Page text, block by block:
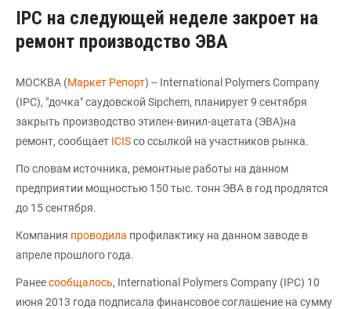
IPC на следующей неделе закроет на
ремонт производство ЭВА
МОСКВА (Маркет Репорт) -- International Polymers Company
(IPC), "дочка" саудовской Sipchem, планирует 9 сентября
закрыть производство этилен-винил-ацетата (ЭВА)на
ремонт, сообщает ICISсо ссылкой на участников рынка.
По словам источника, ремонтные работы на данном
предприятии мощностью 150 тыс. тонн ЭВА в год продлятся
до 15 сентября.
Компания проводила профилактику на данном заводе в
апреле прошлого года.
Ранеесообщалось, International Polymers Company (IPC) 10
июня 2013 года подписала финансовое соглашение на сумму